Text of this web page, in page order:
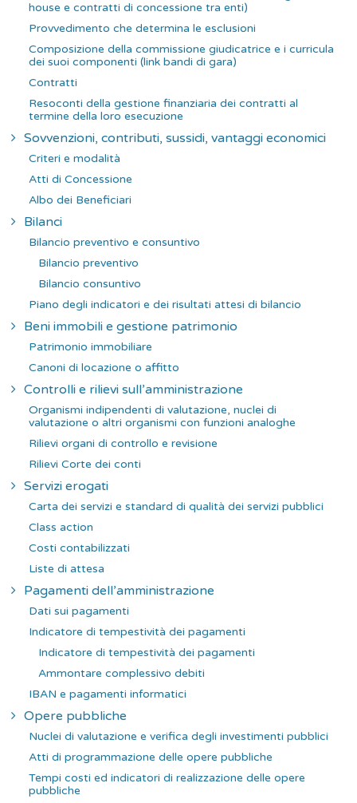
house e contratti di concessione tra enti)
Provvedimento che determina le esclusioni
Composizione della commissione giudicatrice e i curricula
dei suoi componenti (link bandi di gara)
Contratti
Resoconti della gestione finanziaria dei contratti al
termine della loro esecuzione
Sovvenzioni, contributi, sussidi, vantaggi economici
Criteri e modalità
Atti di Concessione
Albo dei Beneficiari
Bilanci
Bilancio preventivo e consuntivo
Bilancio preventivo
Bilancio consuntivo
Piano degli indicatori e dei risultati attesi di bilancio
Beni immobili e gestione patrimonio
Patrimonio immobiliare
Canoni di locazione o affitto
Controlli e rilievi sull’amministrazione
Organismi indipendenti di valutazione, nuclei di
valutazione o altri organismi con funzioni analoghe
Rilievi organi di controllo e revisione
Rilievi Corte dei conti
Servizi erogati
Carta dei servizi e standard di qualità dei servizi pubblici
Class action
Costi contabilizzati
Liste di attesa
Pagamenti dell’amministrazione
Dati sui pagamenti
Indicatore di tempestività dei pagamenti
Indicatore di tempestività dei pagamenti
Ammontare complessivo debiti
IBAN e pagamenti informatici
Opere pubbliche
Nuclei di valutazione e verifica degli investimenti pubblici
Atti di programmazione delle opere pubbliche
Tempi costi ed indicatori di realizzazione delle opere
pubbliche